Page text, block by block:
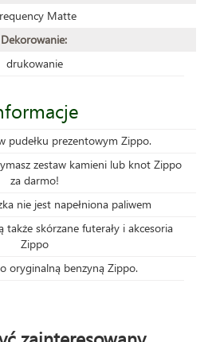
Matte
Dekorowanie:
drukowanie
pudełku prezentowym Zippo.
zestaw kamieni lub knot Zippo
za darmo!
nie jest napełniona paliwem
także skórzane futerały i akcesoria
Zippo
oryginalną benzyną Zippo.